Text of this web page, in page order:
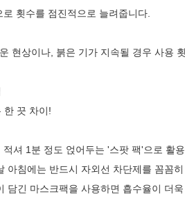
횟수를 점진적으로 늘려줍니다.
현상이나, 붉은 기가 지속될 경우 사용
한 끗 차이!
셔 1분 정도 얹어두는 '스팟 팩'으로 활용
침에는 반드시 자외선 차단제를 꼼꼼히
긴 마스크팩을 사용하면 흡수율이 더욱